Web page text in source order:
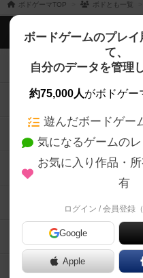
ボドゲーマTOP ボドとも一覧
ボードゲームのプレイ
て、
自分のデータを管理
約75,000人がボドゲー
遊んだボードゲー
気になるゲームの
お気に入り作品・
有
ログイン / 会員登録（
Google
Apple
ボドゲーマTOP
ボードゲームを検索す
ボードゲームの新着レ
ボードゲーム会情報
メカニクス特集
掲示板・トピックス
ボドとも・会員一覧
ボードゲーム業界コラ